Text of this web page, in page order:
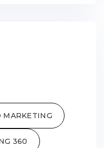
MARKETING
360